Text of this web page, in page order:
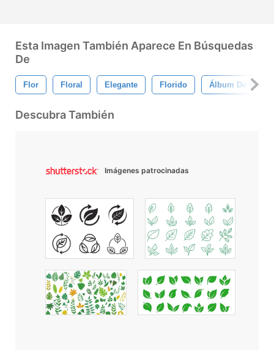
Esta Imagen También Aparece En Búsquedas
De
Flor Floral Elegante Florido Álbum De
Descubra También
Imágenes patrocinadas